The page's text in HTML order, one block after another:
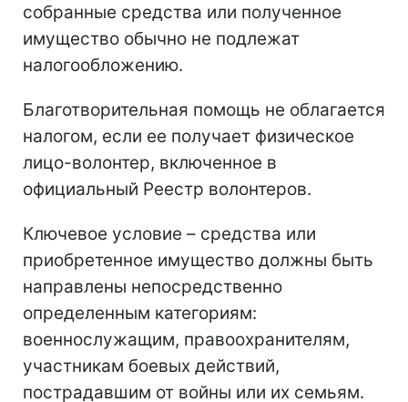
собранные средства или полученное
имущество обычно не подлежат
налогообложению.
Благотворительная помощь не облагается
налогом, если ее получает физическое
лицо-волонтер, включенное в
официальный Реестр волонтеров.
Ключевое условие – средства или
приобретенное имущество должны быть
направлены непосредственно
определенным категориям:
военнослужащим, правоохранителям,
участникам боевых действий,
пострадавшим от войны или их семьям.